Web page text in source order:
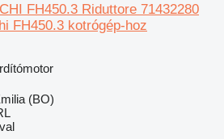
FH450.3 Riduttore 71432280
FH450.3 kotrógép-hoz
(BO)